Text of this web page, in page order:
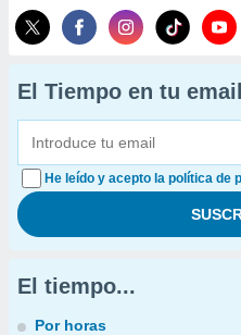
El Tiempo en tu email
He leído y acepto la política de
El tiempo...
Por horas